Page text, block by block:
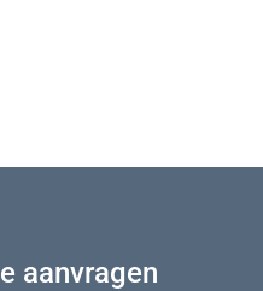
aanvragen